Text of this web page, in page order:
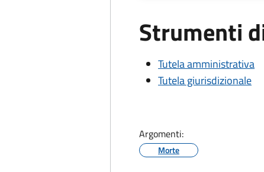
Strumenti
Tutela amministrativa
Tutela giurisdizionale
Argomenti:
Morte